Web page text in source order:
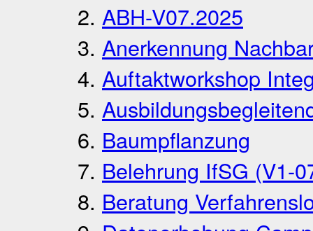
ABH-V07.2025
Anerkennung
Auftaktworkshop
Baumpflanzung
Belehrung IfSG (V1-
Beratung